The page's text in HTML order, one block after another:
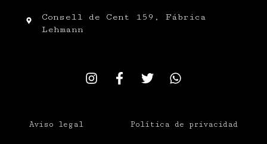
Consell de Cent 159, Fábrica
Lehmann
Aviso legal Política de privacidad